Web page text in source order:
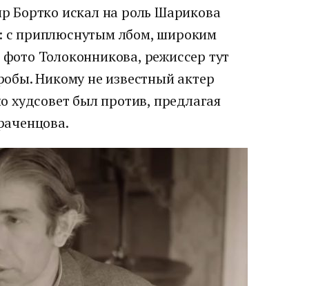
Бортко искал на роль Шарикова
с приплюснутым лбом, широким
Толоконникова, режиссер тут
Никому не известный актер
худсовет был против, предлагая